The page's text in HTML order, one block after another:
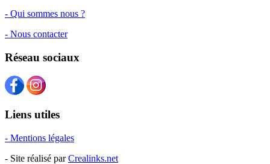
- Qui sommes nous ?
- Nous contacter
Réseau sociaux
Liens utiles
- Mentions légales
- Site réalisé parCrealinks.net